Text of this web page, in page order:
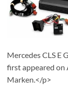
Mercedes CLS E
first appeared on
Marken.</p>